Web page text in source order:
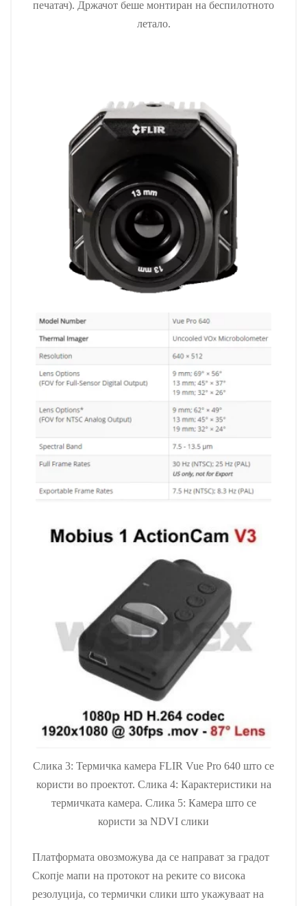
печатач). Држачот беше монтиран на беспилотното
летало.
Слика 3: Термичка камера FLIR Vue Pro 640 што се
користи во проектот. Слика 4: Карактеристики на
термичката камера. Слика 5: Камера што се
користи за NDVI слики
Платформата овозможува да се направат за градот
Скопје мапи на протокот на реките со висока
резолуција, со термички слики што укажуваат на